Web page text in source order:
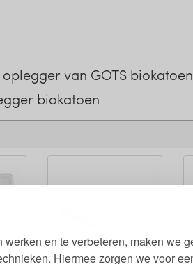
en te verbeteren, maken we
Hiermee zorgen we voor
van GOTS biokatoen
biokatoen